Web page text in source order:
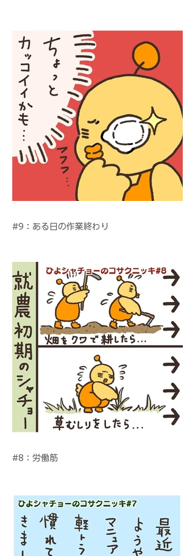
#9：ある日の作業終わり
#8：労働筋